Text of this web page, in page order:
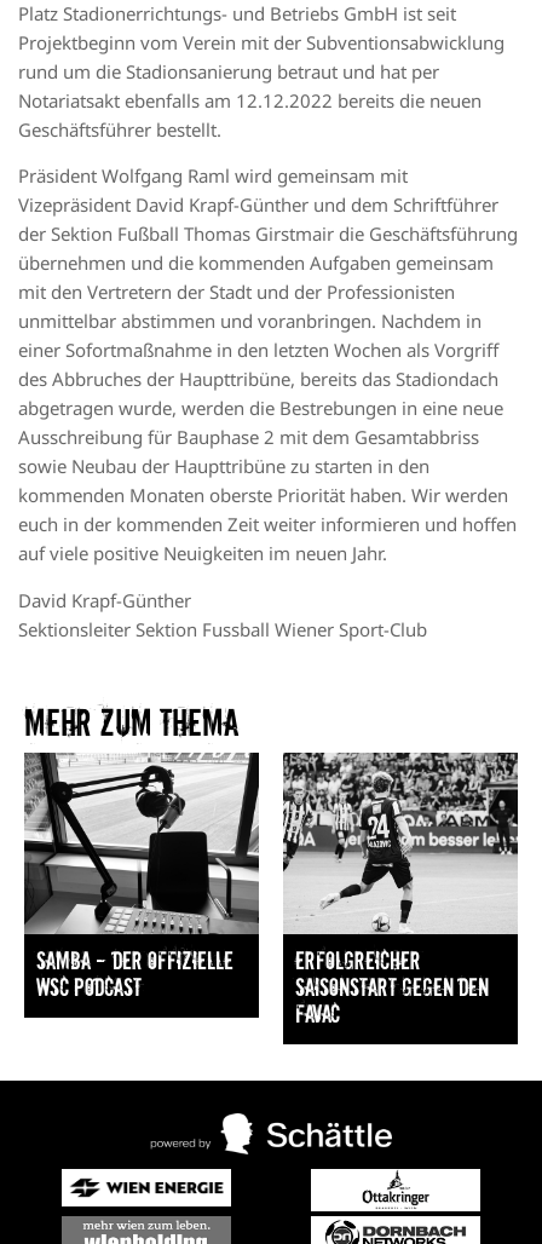
Platz Stadionerrichtungs- und Betriebs GmbH ist seit
Projektbeginn vom Verein mit der Subventionsabwicklung
rund um die Stadionsanierung betraut und hat per
Notariatsakt ebenfalls am 12.12.2022 bereits die neuen
Geschäftsführer bestellt.
Präsident Wolfgang Raml wird gemeinsam mit
Vizepräsident David Krapf-Günther und dem Schriftführer
der Sektion Fußball Thomas Girstmair die Geschäftsführung
übernehmen und die kommenden Aufgaben gemeinsam
mit den Vertretern der Stadt und der Professionisten
unmittelbar abstimmen und voranbringen. Nachdem in
einer Sofortmaßnahme in den letzten Wochen als Vorgriff
des Abbruches der Haupttribüne, bereits das Stadiondach
abgetragen wurde, werden die Bestrebungen in eine neue
Ausschreibung für Bauphase 2 mit dem Gesamtabbriss
sowie Neubau der Haupttribüne zu starten in den
kommenden Monaten oberste Priorität haben. Wir werden
euch in der kommenden Zeit weiter informieren und hoffen
auf viele positive Neuigkeiten im neuen Jahr.
David Krapf-Günther
Sektionsleiter Sektion Fussball Wiener Sport-Club
Mehr zum Thema​
Samba — Der offizielle
WSC Podcast
Erfolgreicher
Saisonstart gegen den
FavAC